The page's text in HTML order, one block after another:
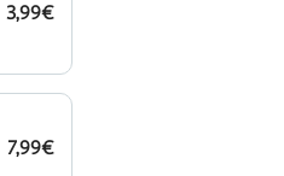
3,99€
7,99€